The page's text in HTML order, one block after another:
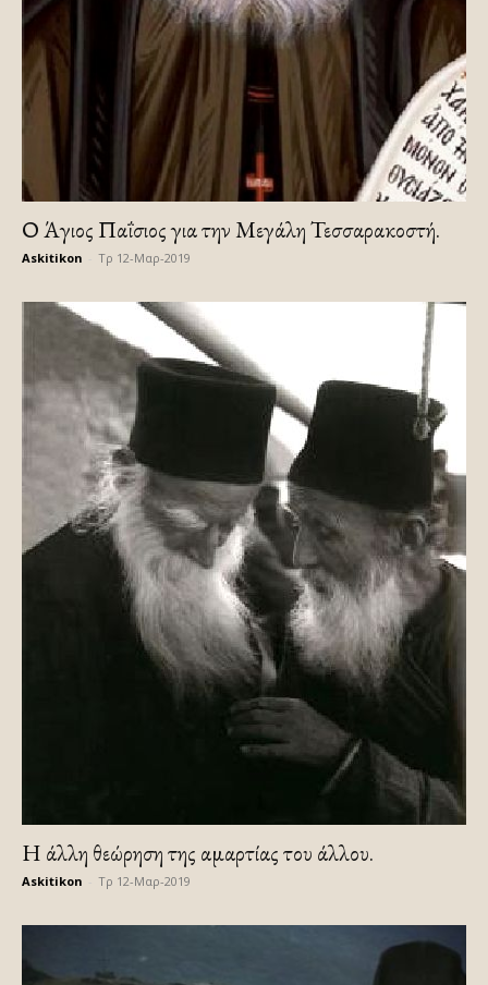
Ο Άγιος Παΐσιος για την Μεγάλη Τεσσαρακοστή.
Askitikon Τρ 12-Μαρ-2019
Η άλλη θεώρηση της αμαρτίας του άλλου.
Askitikon Τρ 12-Μαρ-2019